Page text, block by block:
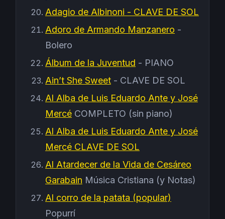
Adagio de Albinoni - CLAVE DE SOL
Adoro de Armando Manzanero -
Bolero
Álbum de la Juventud - PIANO
Ain’t She Sweet - CLAVE DE SOL
Al Alba de Luis Eduardo Ante y José
Mercé COMPLETO (sin piano)
Al Alba de Luis Eduardo Ante y José
Mercé CLAVE DE SOL
Al Atardecer de la Vida de Cesáreo
Garabain Música Cristiana (y Notas)
Al corro de la patata (popular)
Popurrí